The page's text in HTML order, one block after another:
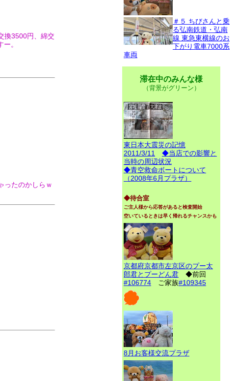
換3500円、綿交
。
ったのかしらｗ
＃５ ちびさんと乗
る弘南鉄道・弘南
線 東急東横線のお
下がり電車7000系
車両
滞在中のみんな様
（背景がグリーン）
東日本大震災の記憶
2011/3/11
◆当店での影響と
当時の周辺状況
◆青空救命ボートについて
（2008年6月プラザ）
◆待合室
ご主人様から応答があると検査開始
空いているときは早く帰れるチャンスかも
京都府京都市左京区のプー太
郎君とプーどん君 ◆前回
#106774 ご家族#109345
8月お客様交流プラザ